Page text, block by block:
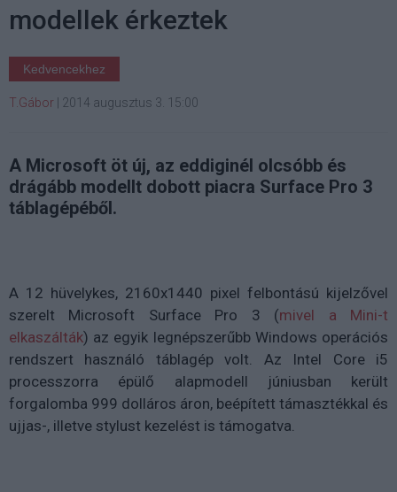
modellek érkeztek
Kedvencekhez
T.Gábor 2014 augusztus 3. 15:00
A Microsoft öt új, az eddiginél olcsóbb és
drágább modellt dobott piacra Surface Pro 3
táblagépéből.
A 12 hüvelykes, 2160x1440 pixel felbontású kijelzővel
szerelt Microsoft Surface Pro 3 (mivel a Mini-t
elkaszálták) az egyik legnépszerűbb Windows operációs
rendszert használó táblagép volt. Az Intel Core i5
processzorra épülő alapmodell júniusban került
forgalomba 999 dolláros áron, beépített támasztékkal és
ujjas-, illetve stylust kezelést is támogatva.